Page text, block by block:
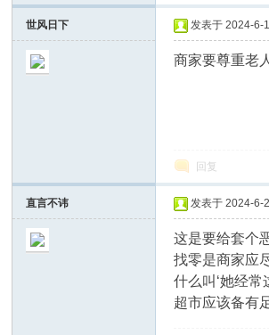
世风日下 发表于 2024-6-
商家要尊重老
回复
直言不讳 发表于 2024-6-
这是要给套个
找零是商家应
什么叫‘她经
超市应该备有